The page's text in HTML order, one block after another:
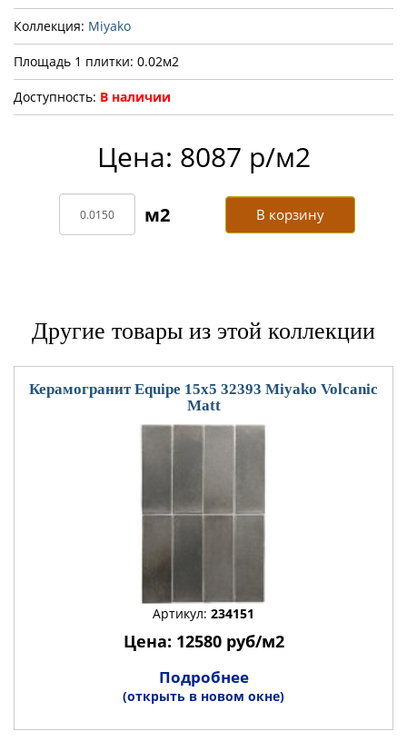
Коллекция: Miyako
Площадь 1 плитки: 0.02м2
Доступность: В наличии
Цена: 8087 р/м2
В корзину
Другие товары из этой коллекции
Керамогранит Equipe 15x5 32393 Miyako Volcanic
Matt
Артикул: 234151
Цена: 12580 руб/м2
Подробнее
(открыть в новом окне)